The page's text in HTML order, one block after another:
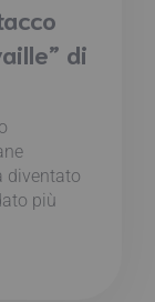
di
diventato
più